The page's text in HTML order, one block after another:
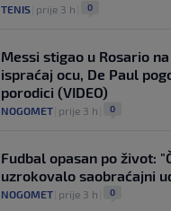
TENIS prije 3 h 0
Messi stigao u Rosario
ispraćaj ocu, De Paul
porodici (VIDEO)
NOGOMET prije 3 h 0
Fudbal opasan po život:
uzrokovalo saobraćajni
NOGOMET prije 3 h 0